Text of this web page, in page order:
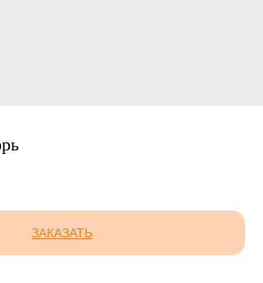
ЗАКАЗАТЬ